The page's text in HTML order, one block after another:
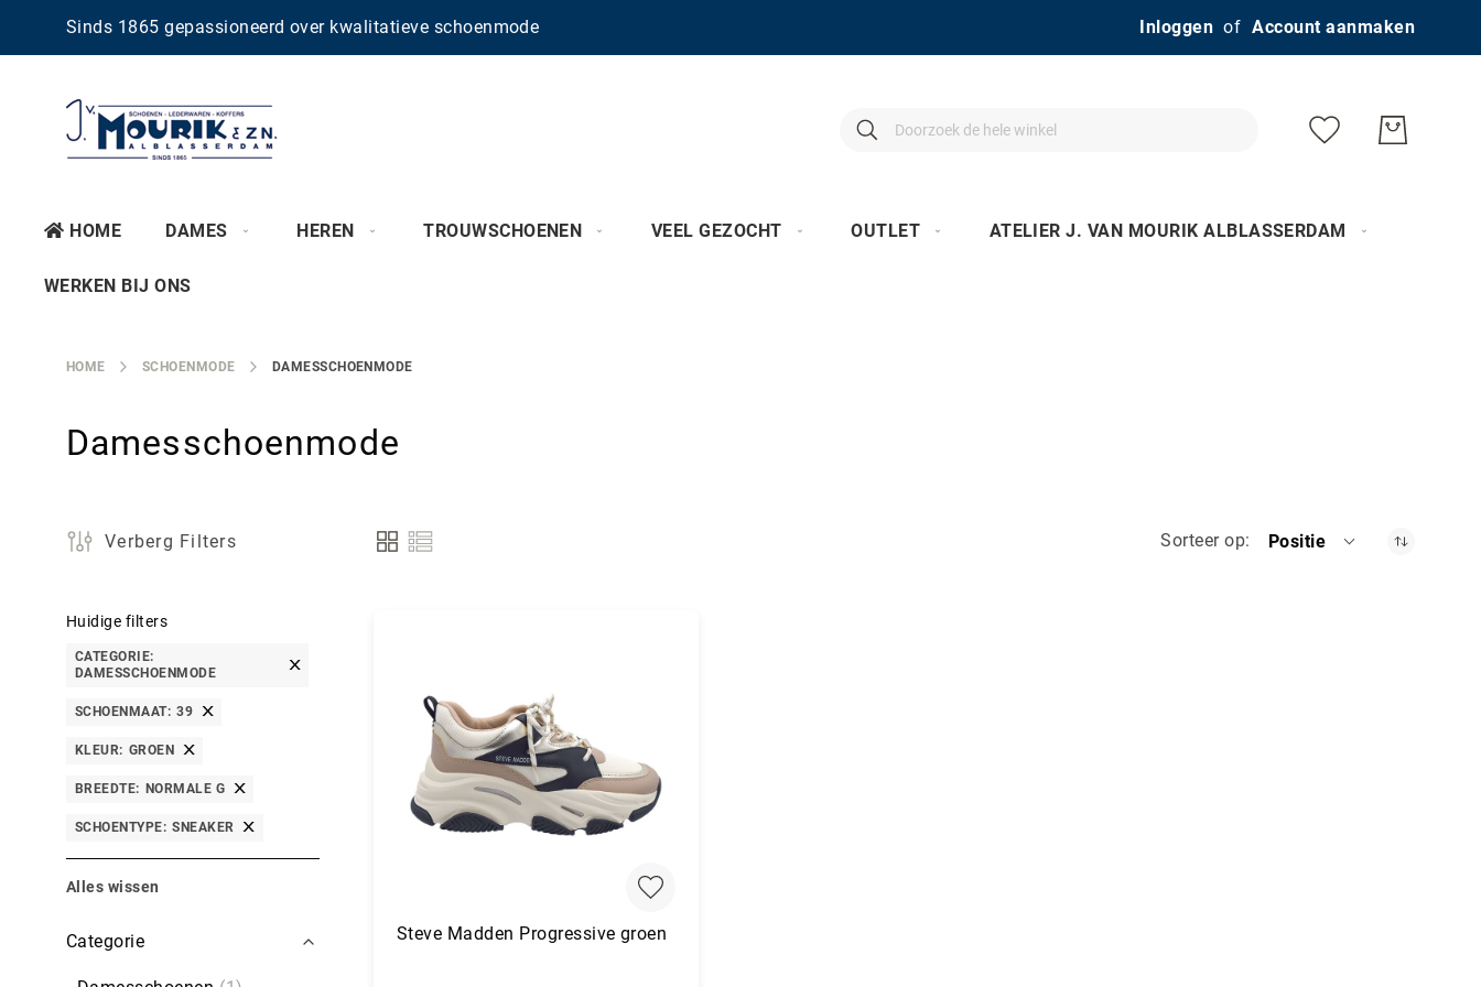
Sinds 1865 gepassioneerd over kwalitatieve schoenmode
Ga
Inloggen Account aanmaken
Search
Search
HOME DAMES HEREN TROUWSCHOENEN VEEL GEZOCHT OUTLET ATELIER J. VAN MOURIK ALBLASSERDAM
WERKEN BIJ ONS
HOME SCHOENMODE DAMESSCHOENMODE
Damesschoenmode
Tonen
Sorteer op Positie
Steve Madden Progressive groen
Huidige filters
CATEGORIE
DAMESSCHOENMODE
SCHOENMAAT 39
KLEUR GROEN
BREEDTE NORMALE G
SCHOENTYPE SNEAKER
Alles wissen
Categorie
Verberg Filters